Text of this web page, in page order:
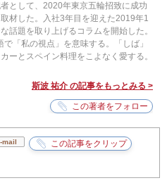
として、2020年東京五輪招致に成功
材した。入社3年目を迎えた2019年1
話題を取り上げるコラムを開始した。
「私の視点」を意味する。「しば」
ーとスペイン料理をこよなく愛する。
斯波 祐介 の記事をもっとみる >
mail